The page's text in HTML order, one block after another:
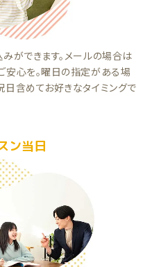
ができます。メールの場合は
安心を。曜日の指定がある場
含めてお好きなタイミングで
ン当日